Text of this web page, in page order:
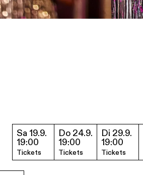
Sa 19.9.
19:00
Tickets
Do 24.9.
19:00
Tickets
Di 29.9.
19:00
Tickets